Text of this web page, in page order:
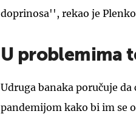
doprinosa'', rekao je
U problemima
Udruga banaka poručuje
pandemijom kako bi im se